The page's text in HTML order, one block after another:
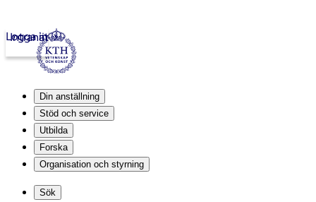
Intranät
Logga in
Din anställning
Stöd och service
Utbilda
Forska
Organisation och styrning
Sök